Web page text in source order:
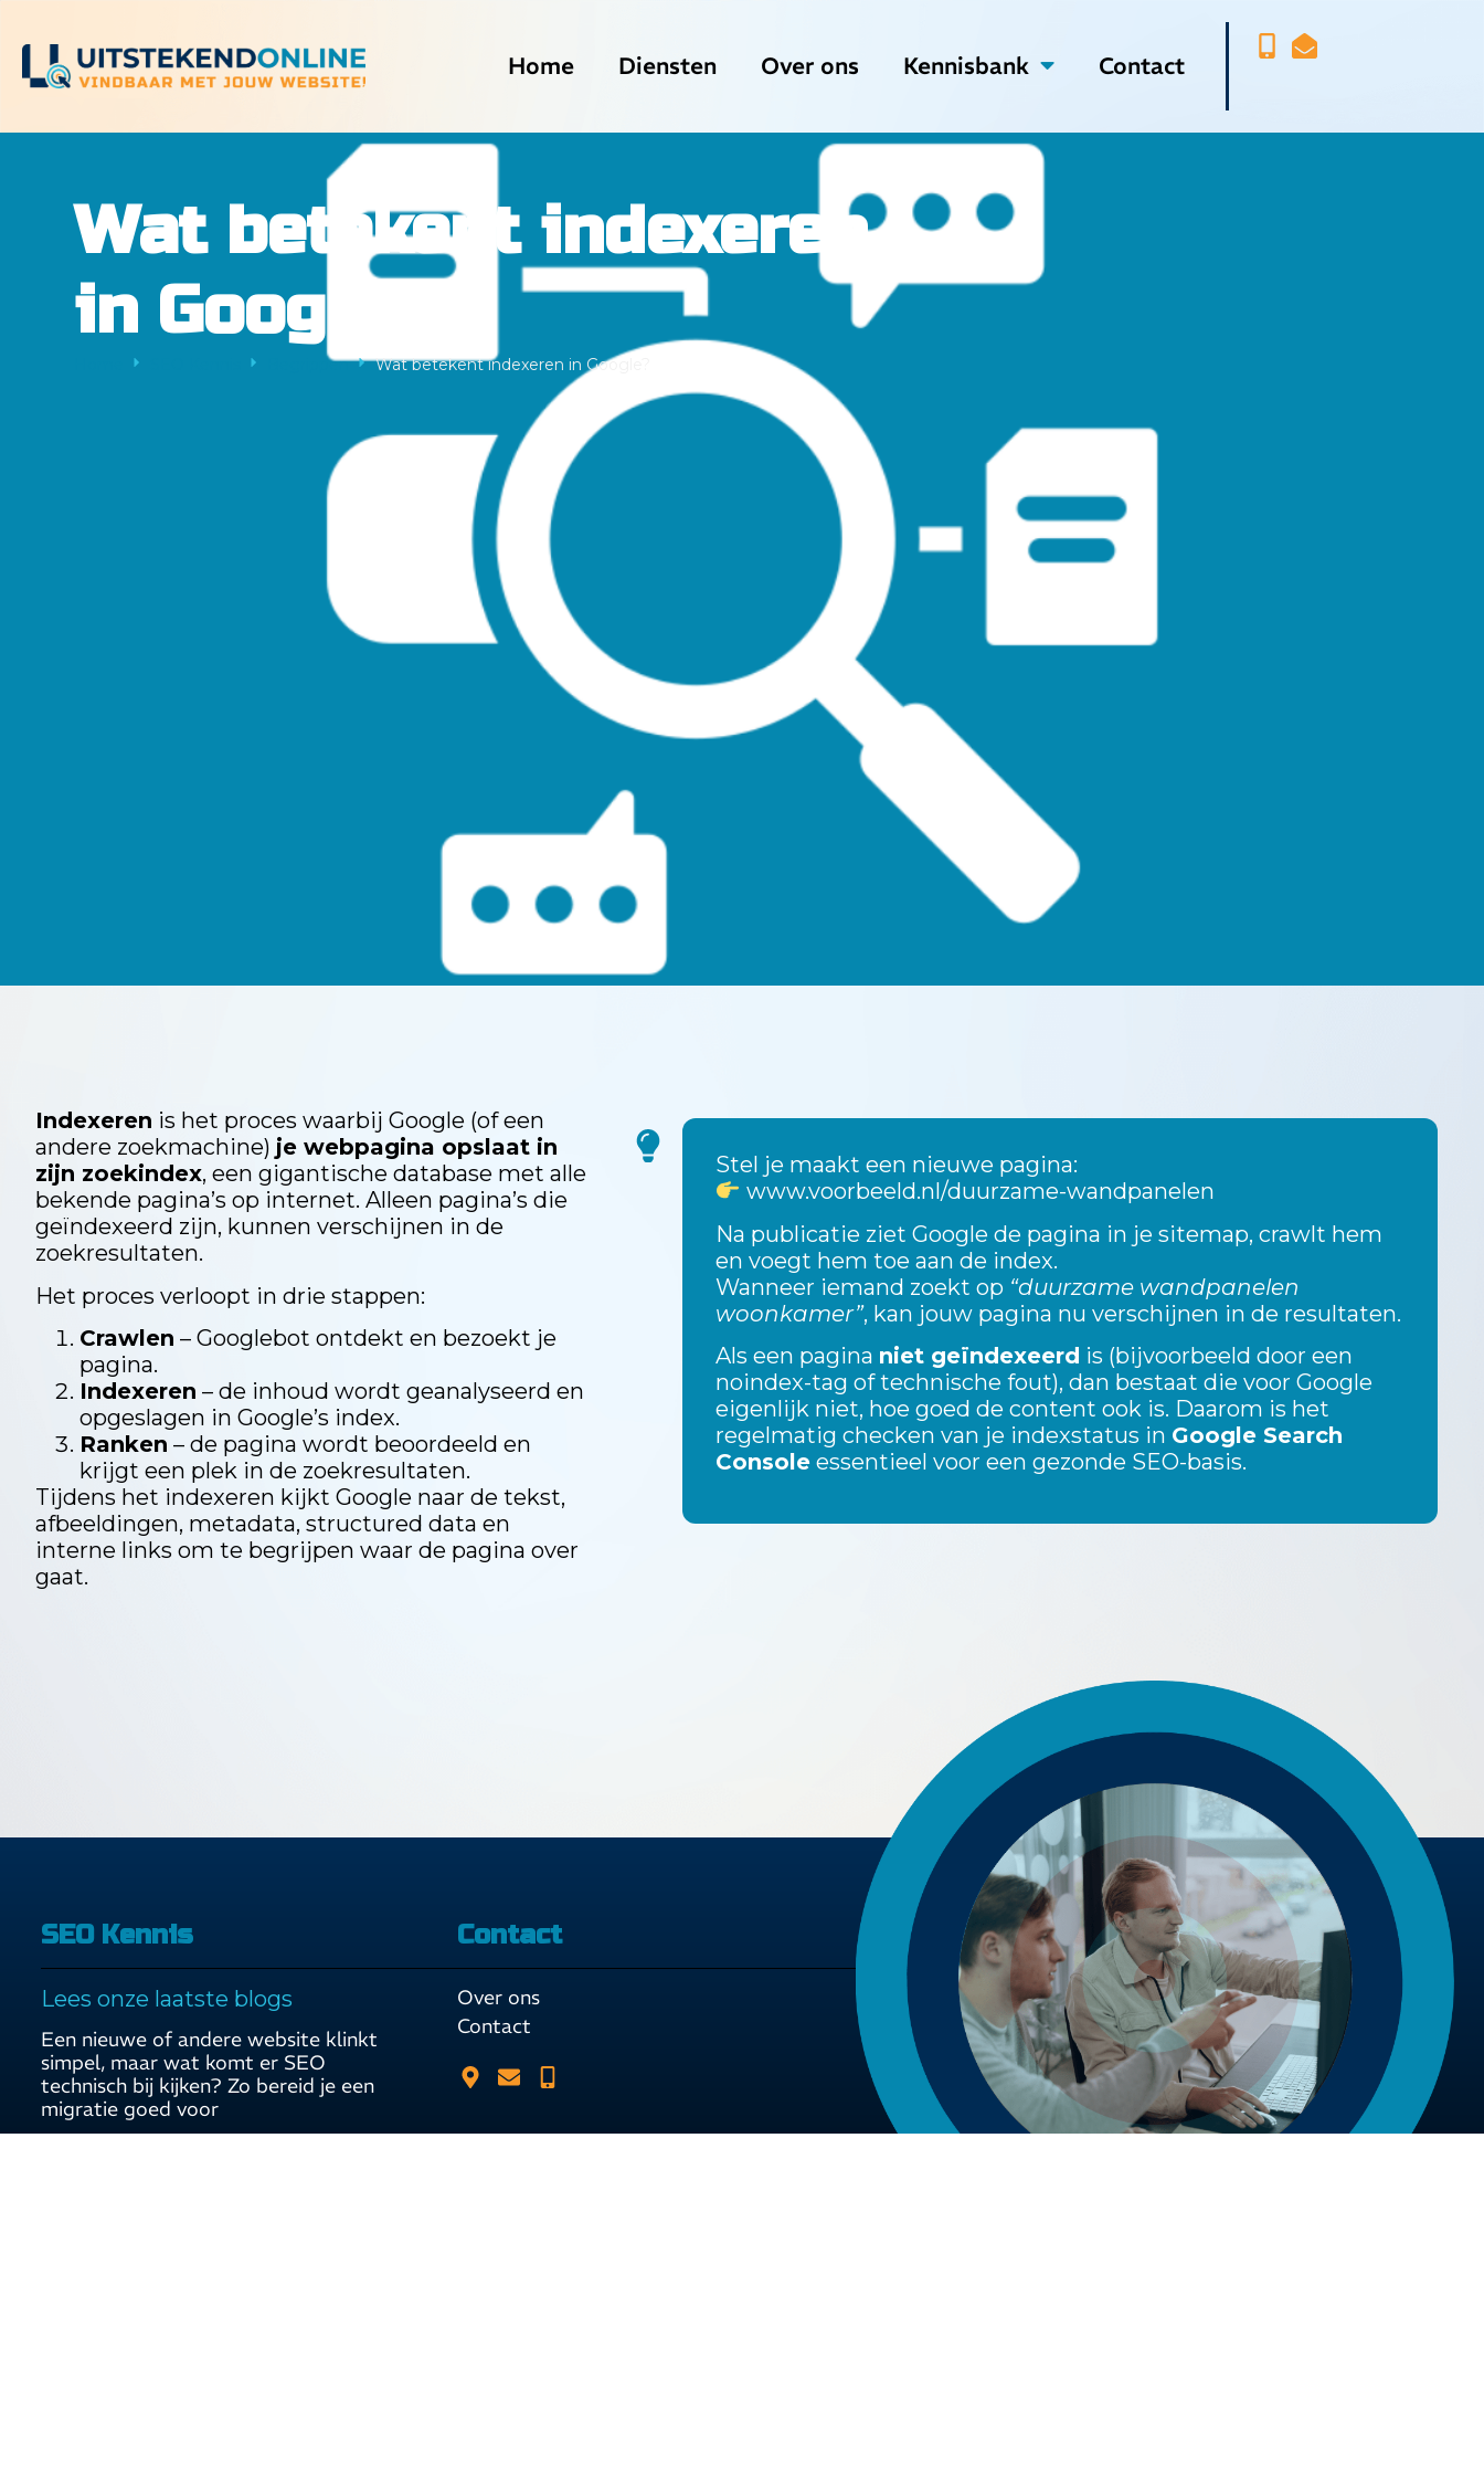
Home Diensten Over ons Kennisbank Contact
Wat betekent indexeren
in Google?
Begrippen Wat betekent indexeren in Google?
Indexeren is het proces waarbij Google (of een
andere zoekmachine) je webpagina opslaat in
zijn zoekindex, een gigantische database met alle
bekende pagina’s op internet. Alleen pagina’s die
geïndexeerd zijn, kunnen verschijnen in de
zoekresultaten.
Het proces verloopt in drie stappen:
Crawlen – Googlebot ontdekt en bezoekt je
pagina.
Indexeren – de inhoud wordt geanalyseerd en
opgeslagen in Google’s index.
Ranken – de pagina wordt beoordeeld en
krijgt een plek in de zoekresultaten.
Tijdens het indexeren kijkt Google naar de tekst,
afbeeldingen, metadata, structured data en
interne links om te begrijpen waar de pagina over
gaat.
Stel je maakt een nieuwe pagina:
www.voorbeeld.nl/duurzame-wandpanelen
Na publicatie ziet Google de pagina in je sitemap, crawlt hem
en voegt hem toe aan de index.
Wanneer iemand zoekt op “duurzame wandpanelen
woonkamer”, kan jouw pagina nu verschijnen in de resultaten.
Als een pagina niet geïndexeerd is (bijvoorbeeld door een
noindex-tag of technische fout), dan bestaat die voor Google
eigenlijk niet, hoe goed de content ook is. Daarom is het
regelmatig checken van je indexstatus in Google Search
Consoleessentieel voor een gezonde SEO-basis.
SEO Kennis
Lees onze laatste blogs
Een nieuwe of andere website klinkt
simpel, maar wat komt er SEO
technisch bij kijken? Zo bereid je een
migratie goed voor
Contact
Over ons
Contact